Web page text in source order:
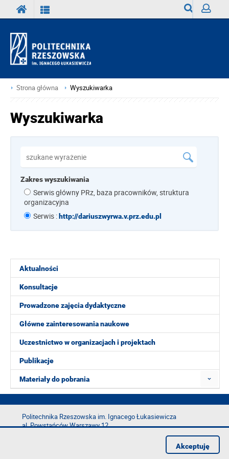
Strona główna Wyszukiwarka
Aktualności
Konsultacje
Prowadzone zajęcia dydaktyczne
Główne zainteresowania naukowe
Uczestnictwo w organizacjach i projektach
Publikacje
Materiały do pobrania
Wyszukiwarka
Zakres wyszukiwania
Serwis główny PRz, baza pracowników, struktura
organizacyjna
Serwis : http://dariuszwyrwa.v.prz.edu.pl
Politechnika Rzeszowska im. Ignacego Łukasiewicza
al. Powstańców Warszawy 12
Akceptuję